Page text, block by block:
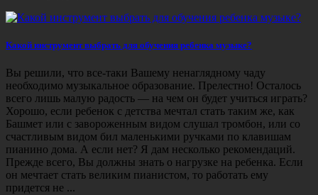
Какой инструмент выбрать для обучения ребенка музыке?
Вы решили, что все-таки Вашему ненаглядному чаду
необходимо музыкальное образование. Прелестно! Осталось
всего лишь малую радость — на чем он будет учиться играть?
Хорошо, если ребенок с детства мечтал стать таким же, как
Башмет или с завороженным видом слушал тромбон, или со
счастливым видом бил маленькими ручками по клавишам
пианино дома. А если нет? Я дам несколько рекомендаций.
Прежде всего, Вы должны знать о нагрузке на ребенка. Если
он мечтает стать великим пианистом, то работать ему
придется не ...